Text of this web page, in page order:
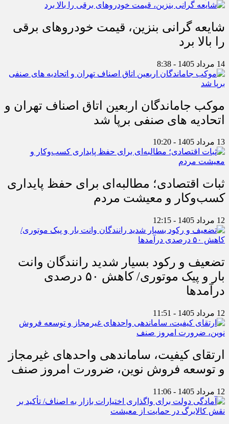
شایعه گرانی بنزین، قیمت خودروهای برقی
را بالا برد
14 مرداد 1405 - 8:38
موکب جاماندگان اربعین اتاق اصناف تهران و
اتحادیه های صنفی برپا شد
13 مرداد 1405 - 10:20
ثبات اقتصادی؛ مطالبه‌ای برای حفظ پایداری
کسب‌وکار و معیشت مردم
12 مرداد 1405 - 12:15
تضعیف و رکود بسیار شدید رانندگان وانت
بار و پیک موتوری/ کاهش ۵۰ درصدی
درآمدها
12 مرداد 1405 - 11:51
ارتقای کیفیت، ساماندهی واحدهای غیرمجاز
و توسعه فروش نوین، ضرورت امروز صنف
12 مرداد 1405 - 11:06